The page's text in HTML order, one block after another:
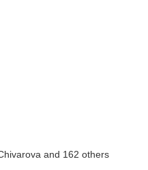
and 162 others